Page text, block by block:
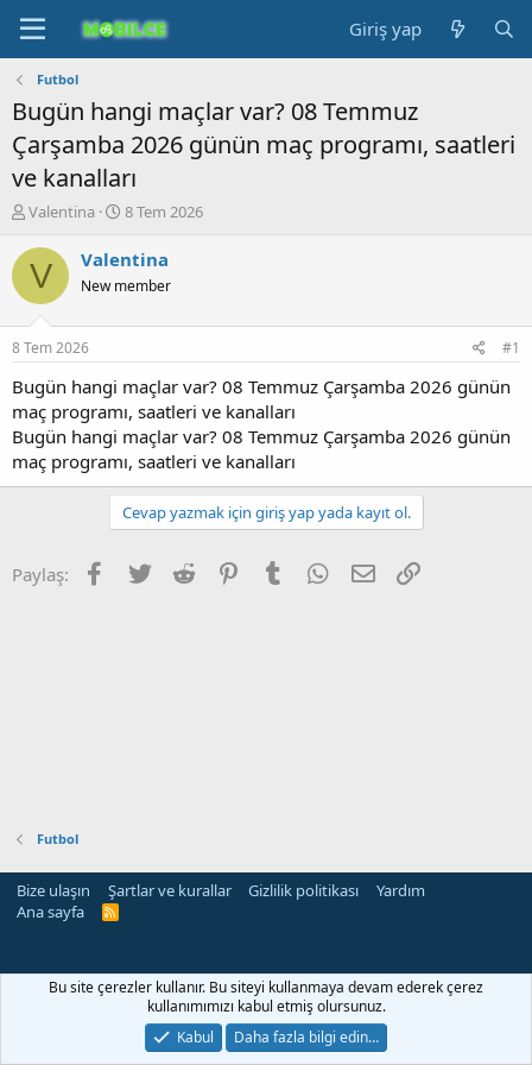
Giriş yap
Futbol
Bugün hangi maçlar var? 08 Temmuz
Çarşamba 2026 günün maç programı, saatleri
ve kanalları
K
n
b
u
u
b
a
l
a
t
a
Valentina
B
ş
a
ç
a
r
i
h
i
8 Tem 2026
V Valentina
New member
8 Tem 2026 #1
Bugün hangi maçlar var? 08 Temmuz Çarşamba 2026 günün
maç programı, saatleri ve kanalları
Bugün hangi maçlar var? 08 Temmuz Çarşamba 2026 günün
maç programı, saatleri ve kanalları
Cevap yazmak için giriş yap yada kayıt ol.
Paylaş: Facebook
Twitter Reddit PinterestTumblr WhatsApp
E-posta
Futbol
Bize ulaşın Şartlar ve kurallar Gizlilik politikası
Yardım
Ana sayfa
R
Bu site çerezler kullanır. Bu siteyi kullanmaya devam ederek çerez
kullanımımızı kabul etmiş olursunuz.
Kabul
Daha fazla bilgi edin…